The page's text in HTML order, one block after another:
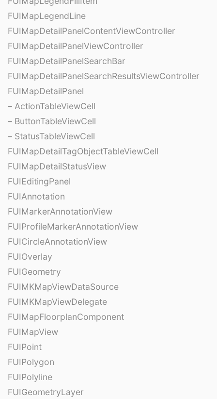
FUIMapLegendLine
FUIMapDetailPanelContentViewController
FUIMapDetailPanelViewController
FUIMapDetailPanelSearchBar
FUIMapDetailPanelSearchResultsViewController
FUIMapDetailPanel
– ActionTableViewCell
– ButtonTableViewCell
– StatusTableViewCell
FUIMapDetailTagObjectTableViewCell
FUIMapDetailStatusView
FUIEditingPanel
FUIAnnotation
FUIMarkerAnnotationView
FUIProfileMarkerAnnotationView
FUICircleAnnotationView
FUIOverlay
FUIGeometry
FUIMKMapViewDataSource
FUIMKMapViewDelegate
FUIMapFloorplanComponent
FUIMapView
FUIPoint
FUIPolygon
FUIPolyline
FUIGeometryLayer